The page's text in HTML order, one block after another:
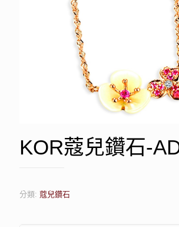
KOR蔻兒鑽石-
分類: 蔻兒鑽石